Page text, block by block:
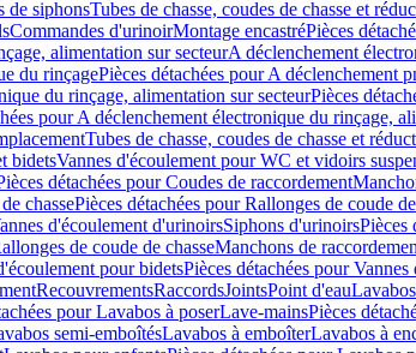
de siphonsTubes de chasse, coudes de chasse et
Commandes d'urinoirMontage encastréPièces
alimentation sur secteurA déclenchement
du rinçagePièces détachées pour A déclenchement
du rinçage, alimentation sur secteurPièces
pour A déclenchement électronique du rinçage,
Tubes de chasse, coudes de chasse et
bidetsVannes d'écoulement pour WC et vidoirs
détachées pour Coudes de raccordement
chassePièces détachées pour Rallonges de coude
d'écoulement d'urinoirsSiphons d'urinoirsPièces
de coude de chasseManchons de
pour bidetsPièces détachées pour
RecouvrementsRaccordsJointsPoint d'eauLavabos
pour Lavabos à poserLave-mainsPièces
semi-emboîtésLavabos à emboîterLavabos à